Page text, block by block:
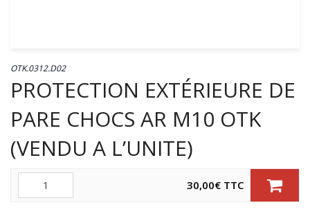
OTK.0312.D02
PROTECTION EXTÉRIEURE DE
PARE CHOCS AR M10 OTK
(VENDU A L’UNITE)
Quantité 30,00€ TTC